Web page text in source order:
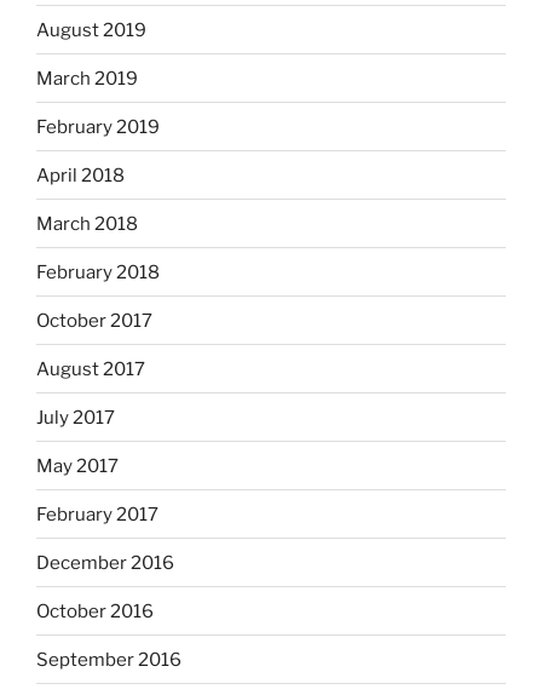
August 2019
March 2019
February 2019
April 2018
March 2018
February 2018
October 2017
August 2017
July 2017
May 2017
February 2017
December 2016
October 2016
September 2016